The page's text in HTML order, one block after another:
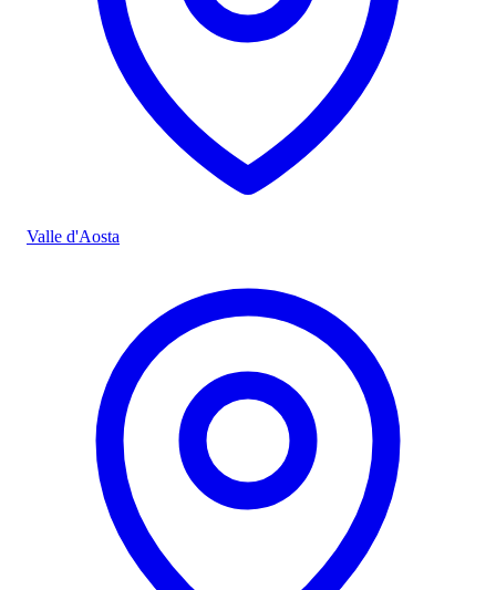
Valle d'Aosta